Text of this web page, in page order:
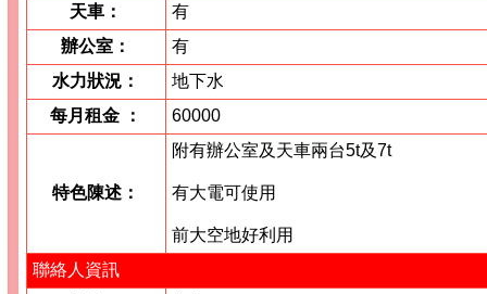
天車：
有
辦公室：
有
水力狀況：
地下水
每月租金 ： 60000
特色陳述：
附有辦公室及天車兩台5t及7t
有大電可使用
前大空地好利用
聯絡人資訊